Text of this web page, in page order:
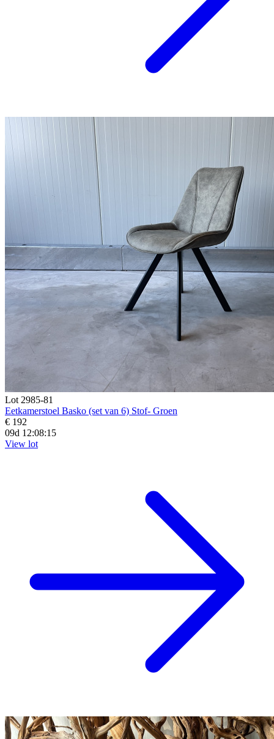
Lot 2985-81
Eetkamerstoel Basko (set van 6) Stof- Groen
€ 192
09d 12:08:14
View lot